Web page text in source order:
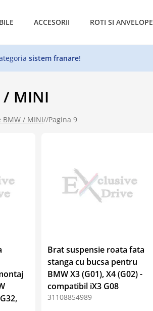
ACCESORII ROTI SI ANVELOPE
sistem franare!
/ MINI
BMW / MINI//Pagina 9
Brat suspensie roata fata
stanga cu bucsa pentru
BMW X3 (G01), X4 (G02) -
compatibil iX3 G08
31108854989